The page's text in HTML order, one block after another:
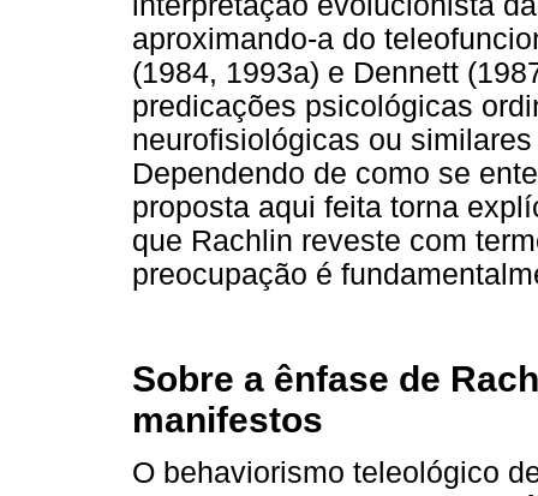
aproximando-a do
(1984, 1993a) e Dennett
predicações psicológicas
neurofisiológicas ou
Dependendo de como se
proposta aqui feita torna
que Rachlin reveste com
preocupação é
Sobre a ênfase de
manifestos
O behaviorismo teleológico